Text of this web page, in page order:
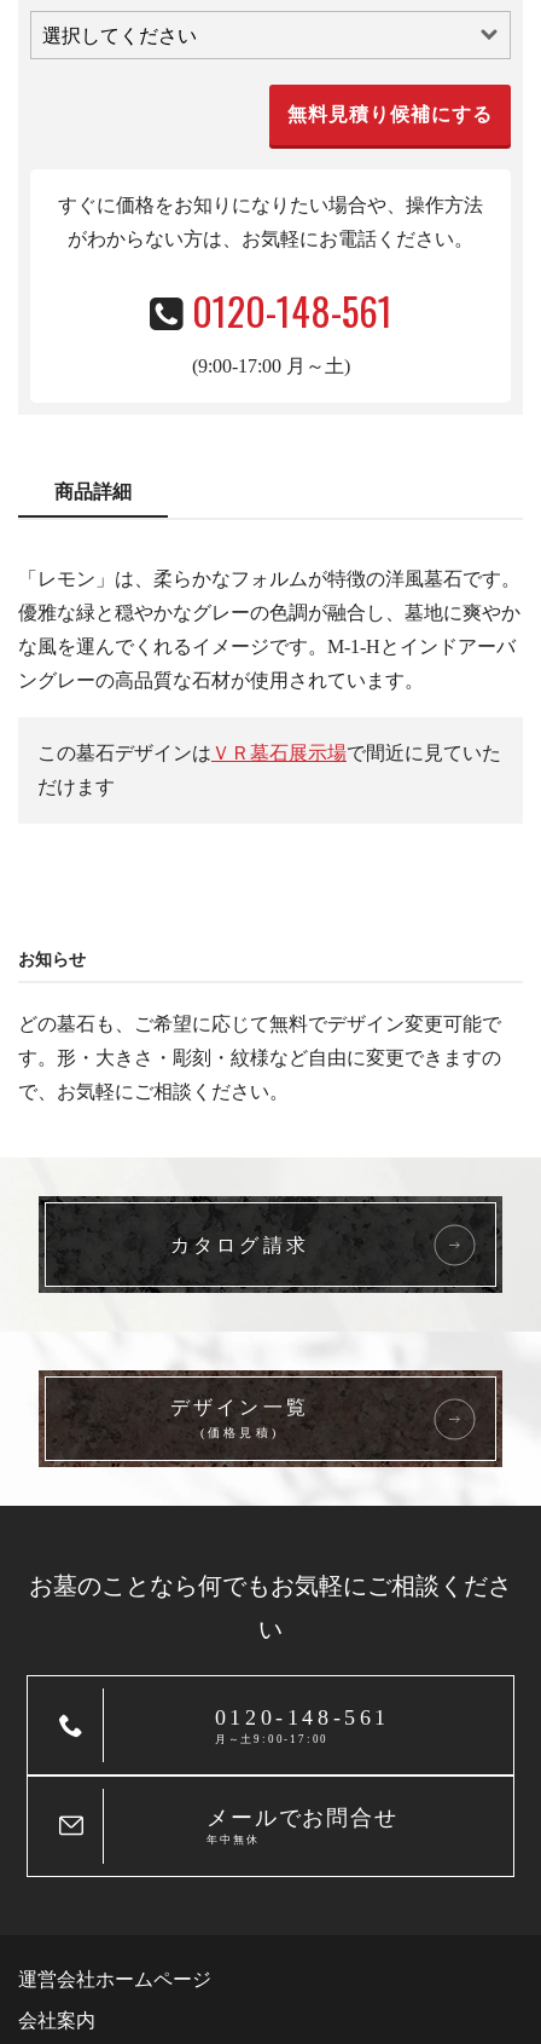
すぐに価格をお知りになりたい場合や、操作方法
がわからない方は、お気軽にお電話ください。
0120-148-561
(9:00-17:00 月～土)
商品詳細
「レモン」は、柔らかなフォルムが特徴の洋風墓石です。
優雅な緑と穏やかなグレーの色調が融合し、墓地に爽やか
な風を運んでくれるイメージです。M-1-Hとインドアーバ
ングレーの高品質な石材が使用されています。
この墓石デザインは ＶＲ墓石展示場で間近に見ていた
だけます
お知らせ
どの墓石も、ご希望に応じて無料でデザイン変更可能で
す。形・大きさ・彫刻・紋様など自由に変更できますの
で、お気軽にご相談ください。
カタログ請求
デザイン一覧
(価格見積)
お墓のことなら何でもお気軽にご相談くださ
い
0120-148-561
月～土9:00-17:00
メールでお問合せ
年中無休
運営会社ホームページ
会社案内